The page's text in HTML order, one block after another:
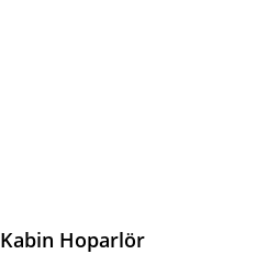
Kabin Hoparlör